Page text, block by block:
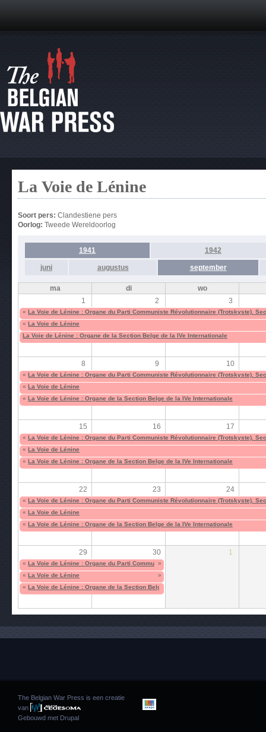
La Voie de Lénine
Soort pers: Clandestiene pers
Oorlog: Tweede Wereldoorlog
1941 1942
juni augustus september
ma di
wo
1
2 3
« La Voie de Lénine : Organe du Parti Communiste Révolutionnaire (Trotskyste).
« La Voie de Lénine
La Voie de Lénine : Organe de la Section Belge de la IVe Internationale
8 9 10
« La Voie de Lénine : Organe du Parti Communiste Révolutionnaire (Trotskyste).
« La Voie de Lénine
« La Voie de Lénine : Organe de la Section Belge de la IVe Internationale
15 16 17
« La Voie de Lénine : Organe du Parti Communiste Révolutionnaire (Trotskyste).
« La Voie de Lénine
« La Voie de Lénine : Organe de la Section Belge de la IVe Internationale
22 23 24
« La Voie de Lénine : Organe du Parti Communiste Révolutionnaire (Trotskyste).
« La Voie de Lénine
« La Voie de Lénine : Organe de la Section Belge de la IVe Internationale
29 30 1
« La Voie de Lénine : Organe du Parti Communiste Révolutionnaire (Trotskyste).
»
« La Voie de Lénine
»
« La Voie de Lénine : Organe de la Section Belge de la IVe Internationale
The Belgian War Press is een creatie
van
Gebouwd met Drupal